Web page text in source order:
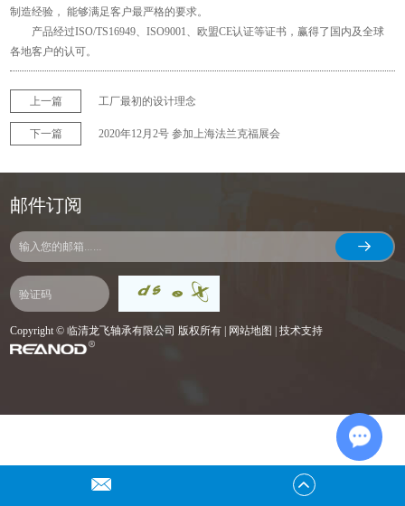
制造经验， 能够满足客户最严格的要求。
产品经过ISO/TS16949、ISO9001、欧盟CE认证等证书，赢得了国内及全球
各地客户的认可。
上一篇 工厂最初的设计理念
下一篇 2020年12月2号 参加上海法兰克福展会
邮件订阅
Copyright © 临清龙飞轴承有限公司 版权所有 | 网站地图 | 技术支持